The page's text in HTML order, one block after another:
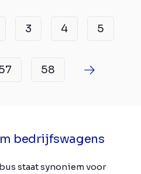
3 4 5
58
bedrijfswagens
staat synoniem voor